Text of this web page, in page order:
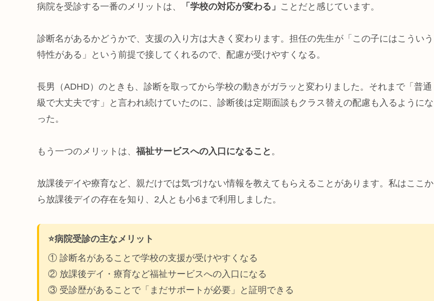
病院を受診する一番のメリットは、 「学校の対応が変わる」 ことだと感じています。
診断名があるかどうかで、支援の入り方は大きく変わります。担任の先生が「この子にはこういう
特性がある」という前提で接してくれるので、配慮が受けやすくなる。
長男（ADHD）のときも、診断を取ってから学校の動きがガラッと変わりました。それまで「普通
級で大丈夫です」と言われ続けていたのに、診断後は定期面談もクラス替えの配慮も入るようにな
った。
もう一つのメリットは、 福祉サービスへの入口になること 。
放課後デイや療育など、親だけでは気づけない情報を教えてもらえることがあります。私はここか
ら放課後デイの存在を知り、2人とも小6まで利用しました。
⭐️病院受診の主なメリット
① 診断名があることで学校の支援が受けやすくなる
② 放課後デイ・療育など福祉サービスへの入口になる
③ 受診歴があることで「まだサポートが必要」と証明できる